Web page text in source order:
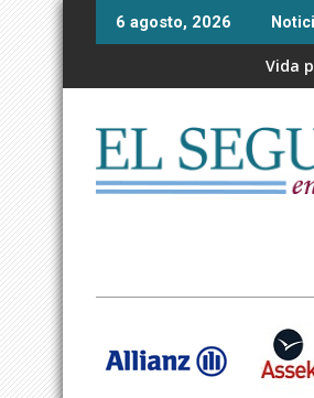
Skip
6 agosto, 2026
Vida